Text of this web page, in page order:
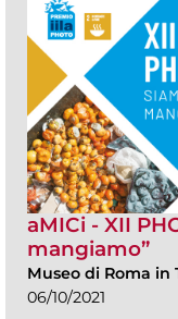
aMICi - XII
mangiamo”
Museo di Roma in
06/10/2021